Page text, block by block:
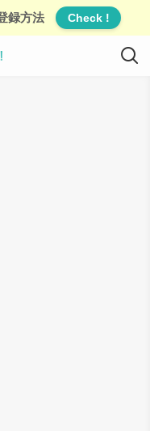
録方法 Check !